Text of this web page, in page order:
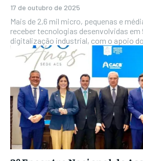
17 de outubro de 2025
Mais de 2,6 mil micro, pequenas e
receber tecnologias desenvolvidas em
digitalização industrial, com o apoio